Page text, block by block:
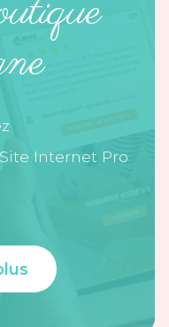
Internet Pro